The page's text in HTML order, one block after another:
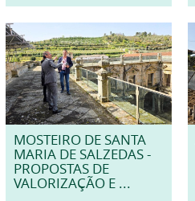
MOSTEIRO DE SANTA
MARIA DE SALZEDAS -
PROPOSTAS DE
VALORIZAÇÃO E ...